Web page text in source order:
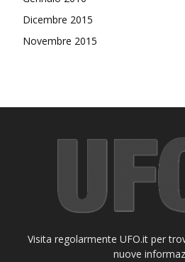
Dicembre 2015
Novembre 2015
Visita regolarmente UFO.it per
nuove